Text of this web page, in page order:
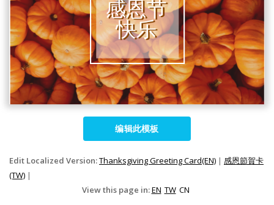
编辑此模板
Edit Localized Version:Thanksgiving Greeting Card(EN) | 感恩節賀卡
(TW) |
View this page in:EN TW CN